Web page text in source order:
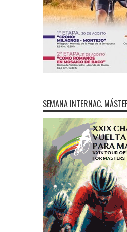
SEMANA INTERNAC.